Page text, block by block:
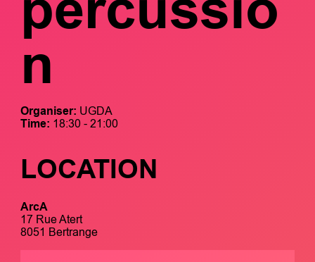
n
Organiser: UGDA
Time: 18:30 - 21:00
LOCATION
ArcA
17 Rue Atert
8051 Bertrange